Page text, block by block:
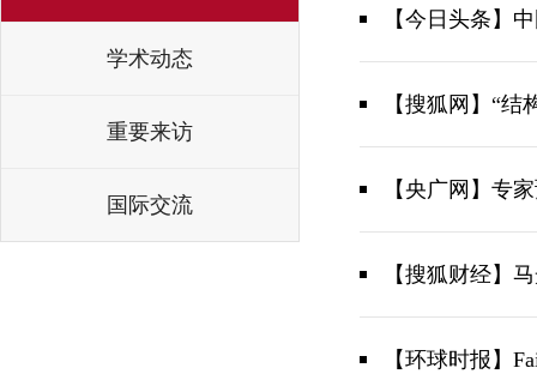
学术动态
重要来访
国际交流
【今日头条】
【搜狐网】“
【央广网】专
【搜狐财经】
【环球时报】